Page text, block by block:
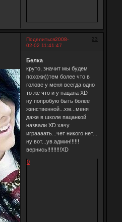
Поделиться 23
2008-
02-02 11:41:47
Белка
круто, значит мы будем
похожи))тем более что в
голове у меня всегда одно
то же что и у пацана XD
ну попробую быть более
женственной...хм...меня
даже в школе пацанкой
назвали XD хачу
играааать...чет никого нет...
ну вот...ув.админ!!!!!!
вернись!!!!!!!!!XD
0